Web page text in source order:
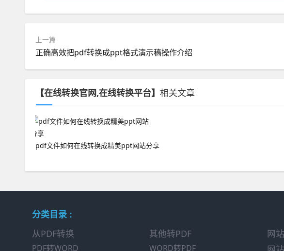
上一篇
正确高效把pdf转换成ppt格式演示稿操作介绍
【在线转换官网,在线转换平台】 相关文章
pdf文件如何在线转换成精美ppt网站分享
分类目录 :
从PDF转换
PDF转WORD
其他转PDF
WORD转PDF
网